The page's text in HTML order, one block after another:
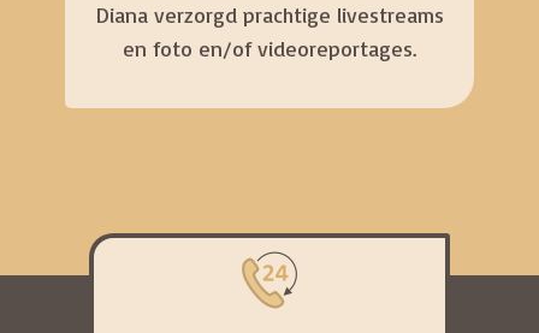
Diana verzorgd prachtige livestreams
en foto en/of videoreportages.